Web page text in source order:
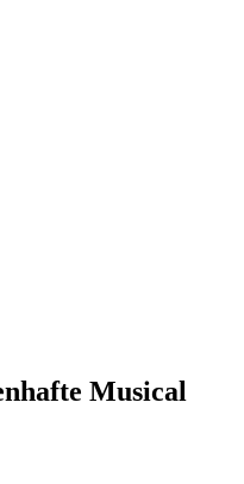
Musical